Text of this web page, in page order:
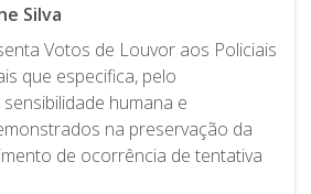
Silva
Votos de Louvor aos Policiais
que especifica, pelo
humana e
na preservação da
de ocorrência de tentativa